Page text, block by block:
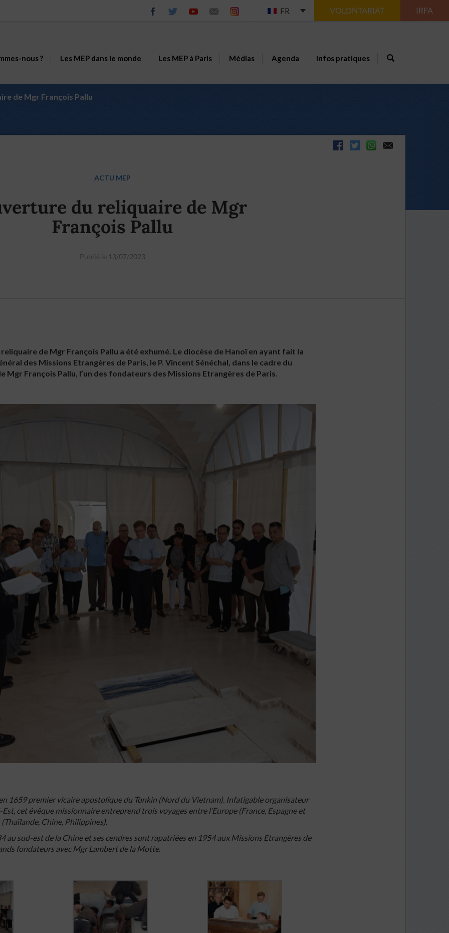
FR VOLONTARIAT IRFA
nous ? Les MEP dans le monde Les MEP à Paris Médias Agenda Infos pratiques
de Mgr François Pallu
ACTU MEP
du reliquaire de Mgr
François Pallu
Publié le 13/07/2023
de Mgr François Pallu a été exhumé. Le diocèse de Hanoï en ayant fait la
des Missions Etrangères de Paris, le P. Vincent Sénéchal, dans le cadre du
Mgr François Pallu, l’un des fondateurs des Missions Etrangères de Paris.
1659 premier vicaire apostolique du Tonkin (Nord du Vietnam). Infatigable organisateur
Est, cet évêque missionnaire entreprend trois voyages entre l’Europe (France, Espagne et
Chine, Philippines).
au sud-est de la Chine et ses cendres sont rapatriées en 1954 aux Missions Etrangères de
fondateurs avec Mgr Lambert de la Motte.